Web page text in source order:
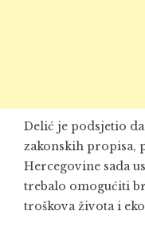
Delić je podsjetio
zakonskih propisa,
Hercegovine sada
trebalo omogućiti
troškova života i